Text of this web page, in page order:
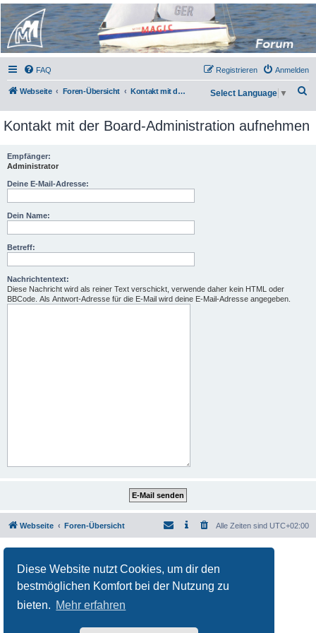
Diese Website nutzt Cookies, um dir den
bestmöglichen Komfort bei der Nutzung zu
bieten. Mehr erfahren
Micro Magic Forum
Deutschland
FAQ Anmelden
Registrieren
Webseite Foren-Übersicht Kontakt mit der Board-Administration aufnehmen
c
Select Language ▼
Kontakt mit der Board-Administration aufnehmen
Empfänger:
Administrator
Deine E-Mail-Adresse:
Dein Name:
Betreff:
Nachrichtentext:
Diese Nachricht wird als reiner Text verschickt, verwende daher kein HTML oder
BBCode. Als Antwort-Adresse für die E-Mail wird deine E-Mail-Adresse angegeben.
Webseite Foren-Übersicht Alle Zeiten sind UTC+02:00
Deutsche Übersetzung durchphpBB.de
Nutzungsbedingungen